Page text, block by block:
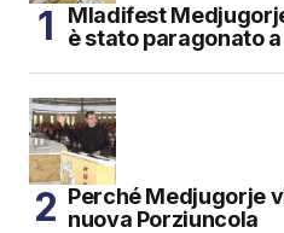
Mladifest
è stato paragonato
Perché Medjugorje
nuova Porziuncola